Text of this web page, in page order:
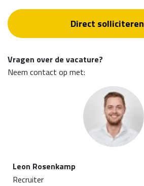
Direct solliciteren
Vragen over de vacature?
Neem contact op met:
Leon Rosenkamp
Recruiter